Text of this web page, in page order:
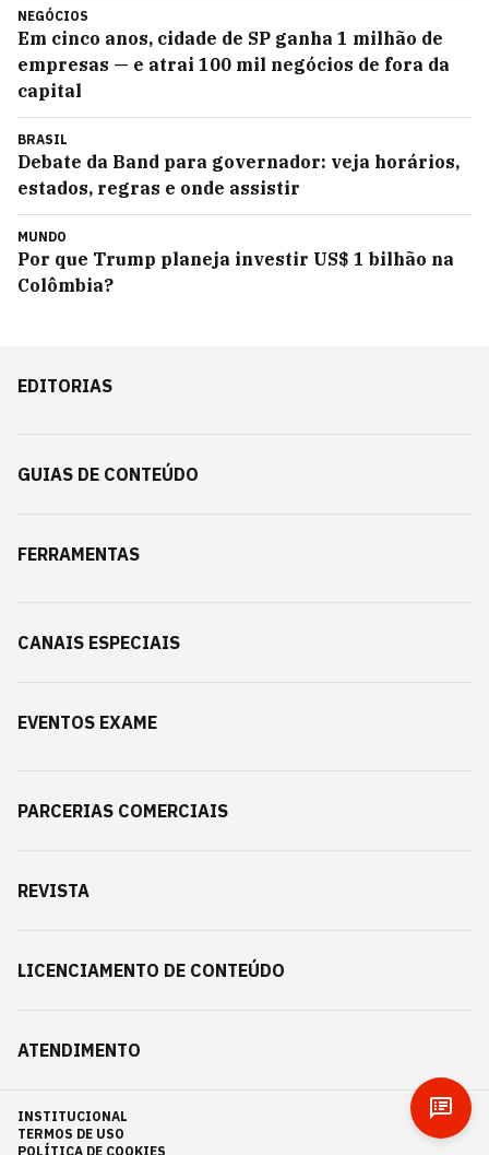
NEGÓCIOS
Em cinco anos, cidade de SP ganha 1 milhão de
empresas — e atrai 100 mil negócios de fora da
capital
BRASIL
Debate da Band para governador: veja horários,
estados, regras e onde assistir
MUNDO
Por que Trump planeja investir US$ 1 bilhão na
Colômbia?
EDITORIAS
GUIAS DE CONTEÚDO
FERRAMENTAS
CANAIS ESPECIAIS
EVENTOS EXAME
PARCERIAS COMERCIAIS
REVISTA
LICENCIAMENTO DE CONTEÚDO
ATENDIMENTO
INSTITUCIONAL
TERMOS DE USO
POLÍTICA DE COOKIES